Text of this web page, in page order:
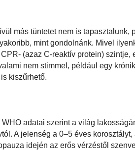
más tüntetet nem is tapasztalunk,
mint gondolnánk. Mivel
(azaz C-reaktív protein) szintje,
nem stimmel, például egy
kiszűrhető.
adatai szerint a világ
A jelenség a 0–5 éves korosztályt,
idején az erős vérzéstől